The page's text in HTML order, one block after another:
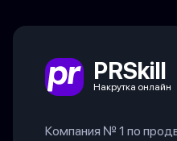
PRSkill
Накрутка онлайн
Компания № 1 по